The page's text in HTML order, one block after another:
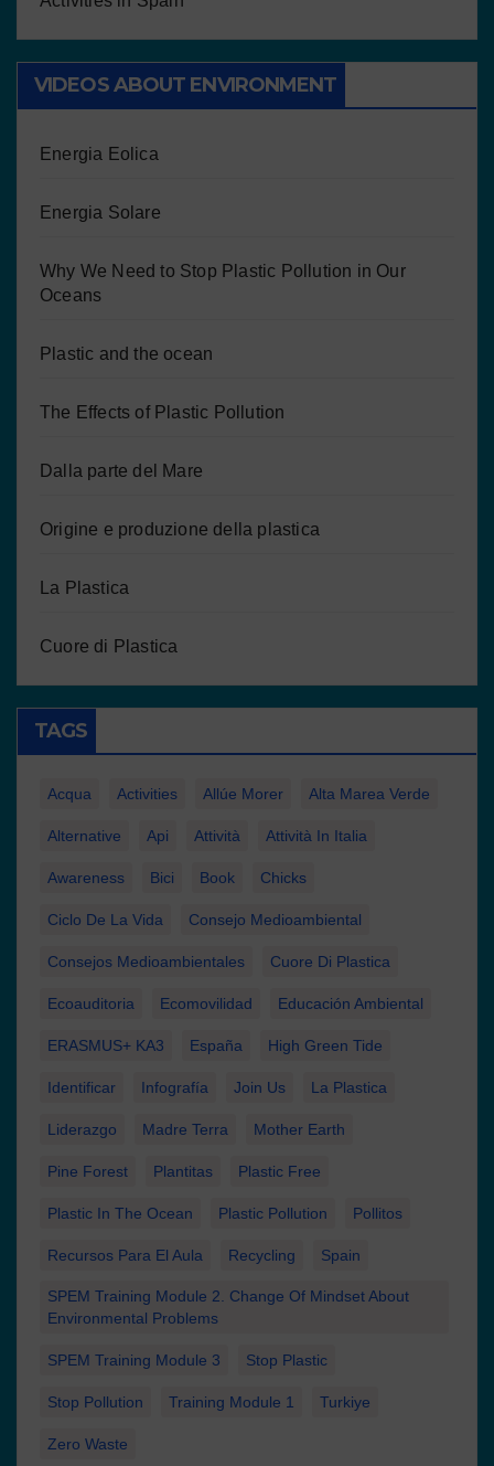
VIDEOS ABOUT ENVIRONMENT
Energia Eolica
Energia Solare
Why We Need to Stop Plastic Pollution in Our
Oceans
Plastic and the ocean
The Effects of Plastic Pollution
Dalla parte del Mare
Origine e produzione della plastica
La Plastica
Cuore di Plastica
TAGS
Acqua Activities Allúe Morer Alta Marea Verde
Alternative Api Attività Attività In Italia
Awareness Bici Book Chicks
Ciclo De La Vida Consejo Medioambiental
Consejos Medioambientales Cuore Di Plastica
Ecoauditoria Ecomovilidad Educación Ambiental
ERASMUS+ KA3 España High Green Tide
Identificar Infografía Join Us La Plastica
Liderazgo Madre Terra Mother Earth
Pine Forest Plantitas Plastic Free
Plastic In The Ocean Plastic Pollution Pollitos
Recursos Para El Aula Recycling Spain
SPEM Training Module 2. Change Of Mindset About
Environmental Problems
SPEM Training Module 3 Stop Plastic
Stop Pollution Training Module 1 Turkiye
Zero Waste